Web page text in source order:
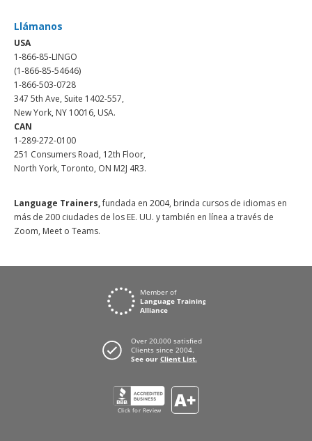
Llámanos
USA
1-866-85-LINGO
(1-866-85-54646)
1-866-503-0728
347 5th Ave, Suite 1402-557,
New York, NY 10016, USA.
CAN
1-289-272-0100
251 Consumers Road, 12th Floor,
North York, Toronto, ON M2J 4R3.
Language Trainers,fundada en 2004, brinda cursos de idiomas en
más de 200 ciudades de los EE. UU. y también en línea a través de
Zoom, Meet o Teams.